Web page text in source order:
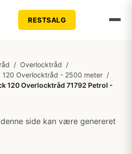
RESTSALG
/ Overlocktråd /
120 Overlocktråd - 2500 meter /
120 Overlocktråd 71792 Petrol -
side kan være genereret